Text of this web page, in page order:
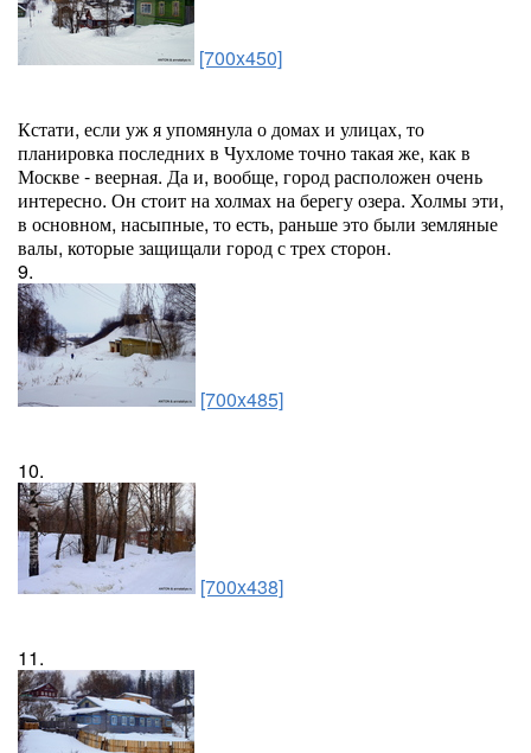
[700x450]
Кстати, если уж я упомянула о домах и улицах, то
планировка последних в Чухломе точно такая же, как в
Москве - веерная. Да и, вообще, город расположен очень
интересно. Он стоит на холмах на берегу озера. Холмы эти,
в основном, насыпные, то есть, раньше это были земляные
валы, которые защищали город с трех сторон.
9.
[700x485]
10.
[700x438]
11.